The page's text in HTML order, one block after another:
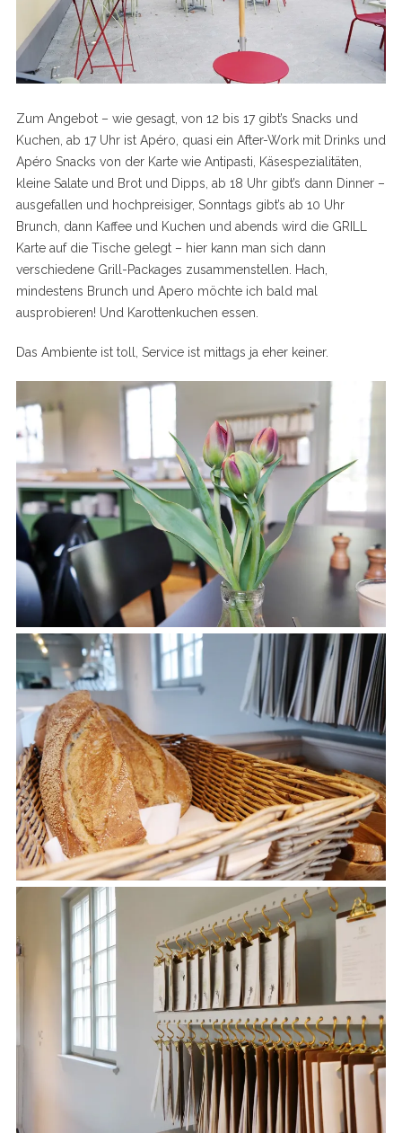
Zum Angebot – wie gesagt, von 12 bis 17 gibt’s Snacks und
Kuchen, ab 17 Uhr ist Apéro, quasi ein After-Work mit Drinks und
Apéro Snacks von der Karte wie Antipasti, Käsespezialitäten,
kleine Salate und Brot und Dipps, ab 18 Uhr gibt’s dann Dinner –
ausgefallen und hochpreisiger, Sonntags gibt’s ab 10 Uhr
Brunch, dann Kaffee und Kuchen und abends wird die GRILL
Karte auf die Tische gelegt – hier kann man sich dann
verschiedene Grill-Packages zusammenstellen. Hach,
mindestens Brunch und Apero möchte ich bald mal
ausprobieren! Und Karottenkuchen essen.
Das Ambiente ist toll, Service ist mittags ja eher keiner.